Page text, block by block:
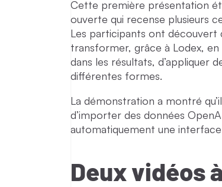
Cette première présentation
ouverte qui recense plusieurs
Les participants ont
transformer, grâce à Lodex,
dans les résultats, d’appliquer
différentes formes.
La démonstration a montré
d’importer des données
automatiquement une
Deux vidéos